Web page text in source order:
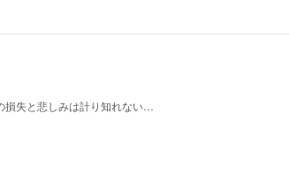
失と悲しみは計り知れない…